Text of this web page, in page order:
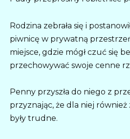
Rodzina zebrała się i
piwnicę w prywatną
miejsce, gdzie mógł czuć się
przechowywać swoje cenne
Penny przyszła do niego z
przyznając, że dla niej
były trudne.